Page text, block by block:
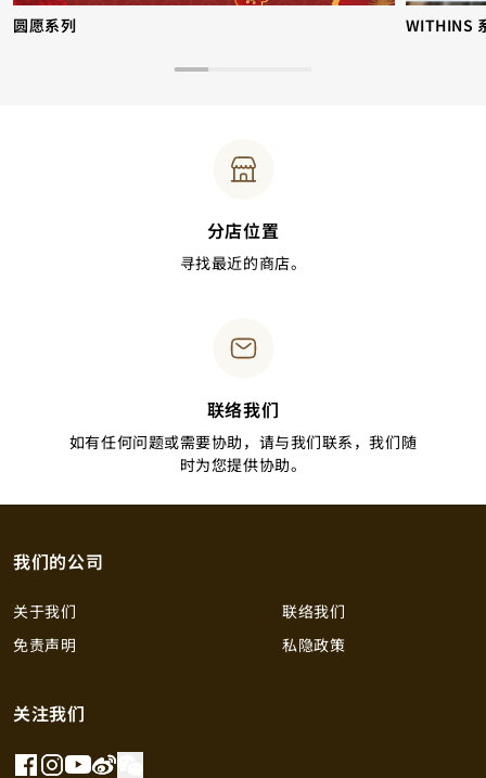
圆愿系列 WITHINS
分店位置
寻找最近的商店。
联络我们
如有任何问题或需要协助，请与我们联系，我们随
时为您提供协助。
我们的公司
关于我们
联络我们
免责声明
私隐政策
关注我们